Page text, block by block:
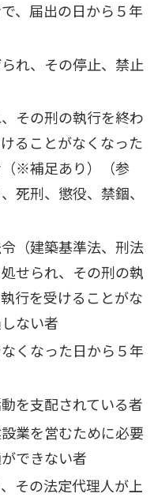
、届出の日から５年
れ、その停止、禁止
その刑の執行を終わ
ることがなくなった
※補足あり）（参
死刑、懲役、禁錮、
（建築基準法、刑法
せられ、その刑の執
行を受けることがな
ない者
くなった日から５年
を支配されている者
業を営むために必要
できない者
その法定代理人が上